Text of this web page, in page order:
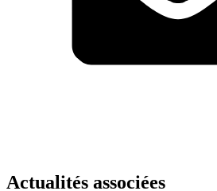
Actualités associées